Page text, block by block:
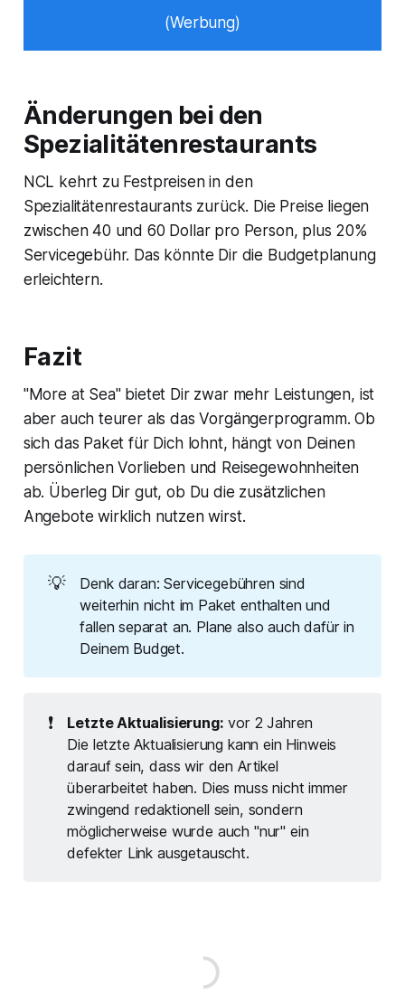
(Werbung)
Änderungen bei den
Spezialitätenrestaurants
NCL kehrt zu Festpreisen in den
Spezialitätenrestaurants zurück. Die Preise liegen
zwischen 40 und 60 Dollar pro Person, plus 20%
Servicegebühr. Das könnte Dir die Budgetplanung
erleichtern.
Fazit
"More at Sea" bietet Dir zwar mehr Leistungen, ist
aber auch teurer als das Vorgängerprogramm. Ob
sich das Paket für Dich lohnt, hängt von Deinen
persönlichen Vorlieben und Reisegewohnheiten
ab. Überleg Dir gut, ob Du die zusätzlichen
Angebote wirklich nutzen wirst.
💡
Denk daran: Servicegebühren sind
weiterhin nicht im Paket enthalten und
fallen separat an. Plane also auch dafür in
Deinem Budget.
❗ Letzte Aktualisierung: vor 2 Jahren
Die letzte Aktualisierung kann ein Hinweis
darauf sein, dass wir den Artikel
überarbeitet haben. Dies muss nicht immer
zwingend redaktionell sein, sondern
möglicherweise wurde auch "nur" ein
defekter Link ausgetauscht.